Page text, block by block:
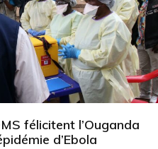
félicitent l’Ouganda
d’Ebola